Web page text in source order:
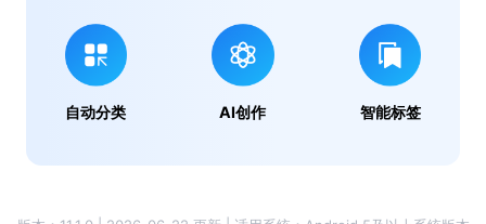
自动分类 AI创作 智能标签